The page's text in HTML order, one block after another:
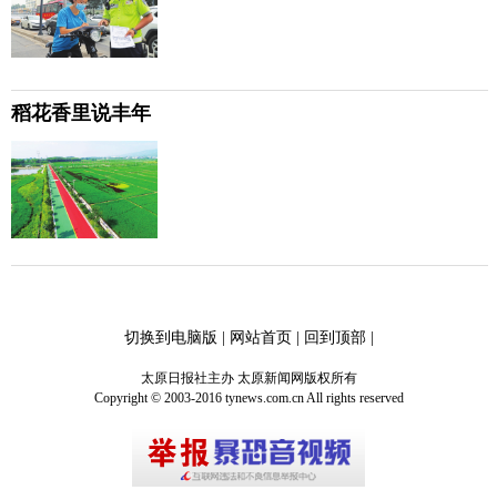
稻花香里说丰年
切换到电脑版 | 网站首页| 回到顶部|
太原日报社主办 太原新闻网版权所有
Copyright © 2003-2016 tynews.com.cn All rights reserved